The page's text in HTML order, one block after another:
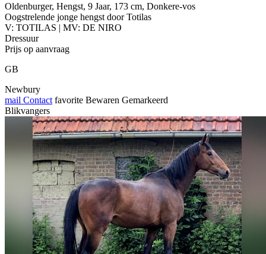
Oldenburger, Hengst, 9 Jaar, 173 cm, Donkere-vos
Oogstrelende jonge hengst door Totilas
V: TOTILAS | MV: DE NIRO
Dressuur
Prijs op aanvraag
GB
Newbury
mail Contact favorite Bewaren Gemarkeerd
Blikvangers